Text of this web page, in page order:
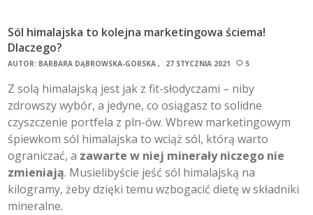
Sól himalajska to kolejna marketingowa ściema!
Dlaczego?
AUTOR: BARBARA DĄBROWSKA-GÓRSKA 27 STYCZNIA 2021 5
Z solą himalajską jest jak z fit-słodyczami – niby
zdrowszy wybór, a jedyne, co osiągasz to solidne
czyszczenie portfela z pln-ów. Wbrew marketingowym
śpiewkom sól himalajska to wciąż sól, którą warto
ograniczać, a zawarte w niej minerały niczego nie
zmieniają. Musielibyście jeść sól himalajską na
kilogramy, żeby dzięki temu wzbogacić dietę w składniki
mineralne.